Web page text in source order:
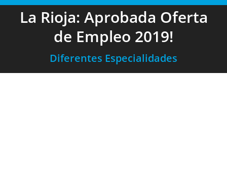
La Rioja: Aprobada Oferta
de Empleo 2019!
Diferentes Especialidades